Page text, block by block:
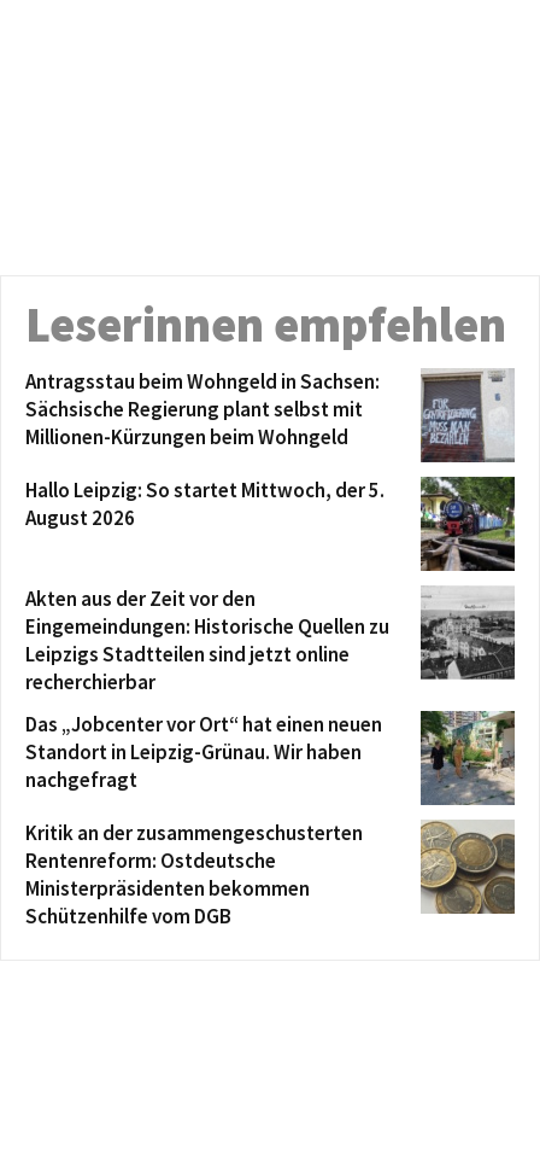
Leserinnen empfehlen
Antragsstau beim Wohngeld in Sachsen:
Sächsische Regierung plant selbst mit
Millionen-Kürzungen beim Wohngeld
Hallo Leipzig: So startet Mittwoch, der 5.
August 2026
Akten aus der Zeit vor den
Eingemeindungen: Historische Quellen zu
Leipzigs Stadtteilen sind jetzt online
recherchierbar
Das „Jobcenter vor Ort“ hat einen neuen
Standort in Leipzig-Grünau. Wir haben
nachgefragt
Kritik an der zusammengeschusterten
Rentenreform: Ostdeutsche
Ministerpräsidenten bekommen
Schützenhilfe vom DGB